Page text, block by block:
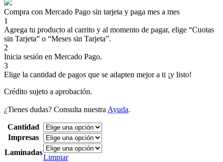
Compra con Mercado Pago sin tarjeta y paga mes a mes
1
Agrega tu producto al carrito y al momento de pagar, elige “Cuotas
sin Tarjeta” o “Meses sin Tarjeta”.
2
Inicia sesión en Mercado Pago.
3
Elige la cantidad de pagos que se adapten mejor a ti ¡y listo!
Crédito sujeto a aprobación.
¿Tienes dudas? Consulta nuestra Ayuda.
Cantidad
Impresas
Laminadas
Limpiar